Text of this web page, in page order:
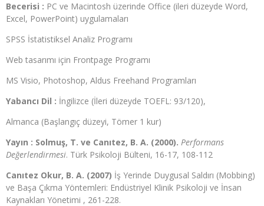
Becerisi : PC ve Macintosh üzerinde Office (ileri düzeyde Word,
Excel, PowerPoint) uygulamaları
SPSS İstatistiksel Analiz Programı
Web tasarımı için Frontpage Programı
MS Visio, Photoshop, Aldus Freehand Programları
Yabancı Dil : İngilizce (İleri düzeyde TOEFL: 93/120),
Almanca (Başlangıç düzeyi, Tömer 1 kur)
Yayın : Solmuş, T. ve Canıtez, B. A. (2000). Performans
Değerlendirmesi. Türk Psikoloji Bülteni, 16-17, 108-112
Canıtez Okur, B. A. (2007) İş Yerinde Duygusal Saldırı (Mobbing)
ve Başa Çıkma Yöntemleri: Endüstriyel Klinik Psikoloji ve İnsan
Kaynakları Yönetimi , 261-228.